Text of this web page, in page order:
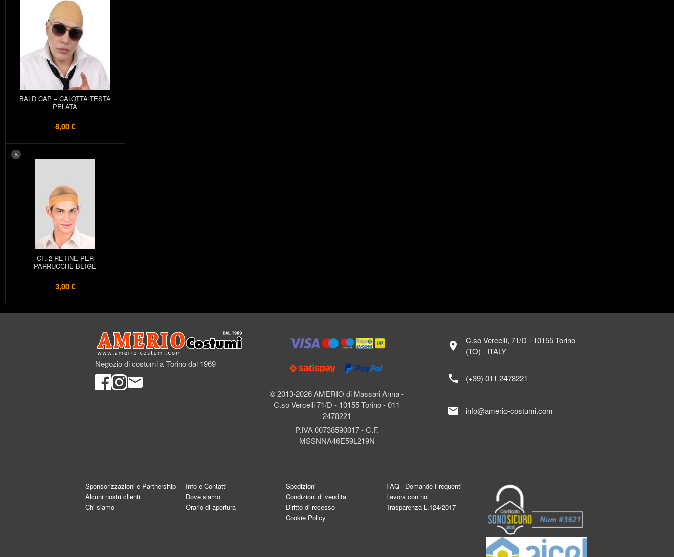
BALD CAP – CALOTTA TESTA
PELATA
8,00 €
5
CF. 2 RETINE PER
PARRUCCHE BEIGE
3,00 €
Negozio di costumi a Torino dal 1969
© 2013-2026 AMERIO di Massari Anna -
C.so Vercelli 71/D - 10155 Torino - 011
2478221
P.IVA 00738590017 - C.F.
MSSNNA46E59L219N
location_on
C.so Vercelli, 71/D - 10155 Torino
(TO) - ITALY
call (+39) 011 2478221
mail info@amerio-costumi.com
Sponsorizzazioni e Partnership
Alcuni nostri clienti
Chi siamo
Info e Contatti
Dove siamo
Orario di apertura
Spedizioni
Condizioni di vendita
Diritto di recesso
Cookie Policy
FAQ - Domande Frequenti
Lavora con noi
Trasparenza L.124/2017